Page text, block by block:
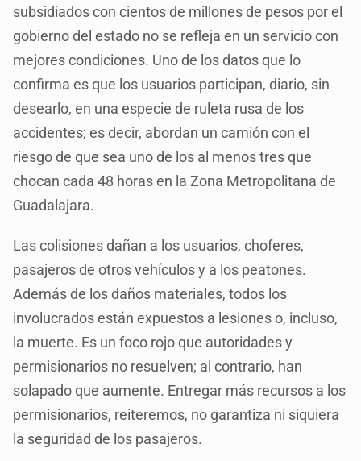
subsidiados con cientos de millones de pesos por el
gobierno del estado no se refleja en un servicio con
mejores condiciones. Uno de los datos que lo
confirma es que los usuarios participan, diario, sin
desearlo, en una especie de ruleta rusa de los
accidentes; es decir, abordan un camión con el
riesgo de que sea uno de los al menos tres que
chocan cada 48 horas en la Zona Metropolitana de
Guadalajara.
Las colisiones dañan a los usuarios, choferes,
pasajeros de otros vehículos y a los peatones.
Además de los daños materiales, todos los
involucrados están expuestos a lesiones o, incluso,
la muerte. Es un foco rojo que autoridades y
permisionarios no resuelven; al contrario, han
solapado que aumente. Entregar más recursos a los
permisionarios, reiteremos, no garantiza ni siquiera
la seguridad de los pasajeros.